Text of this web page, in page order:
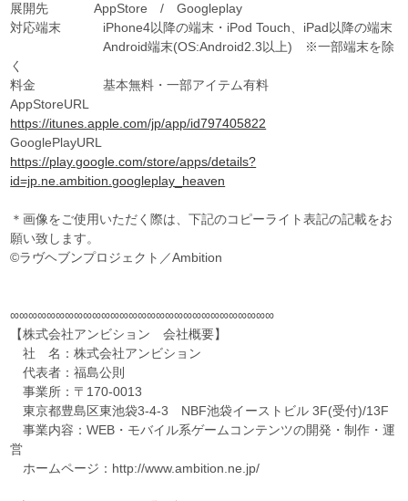
展開先 AppStore / Googleplay
対応端末 iPhone4以降の端末・iPod Touch、iPad以降の端末
Android端末(OS:Android2.3以上) ※一部端末を除
く
料金 基本無料・一部アイテム有料
AppStoreURL
https://itunes.apple.com/jp/app/id797405822
GooglePlayURL
https://play.google.com/store/apps/details?
id=jp.ne.ambition.googleplay_heaven
＊画像をご使用いただく際は、下記のコピーライト表記の記載をお
願い致します。
©ラヴヘブンプロジェクト／Ambition
∞∞∞∞∞∞∞∞∞∞∞∞∞∞∞∞∞∞∞∞∞∞∞∞∞∞∞∞∞
【株式会社アンビション 会社概要】
社 名：株式会社アンビション
代表者：福島公則
事業所：〒170-0013
東京都豊島区東池袋3-4-3 NBF池袋イーストビル 3F(受付)/13F
事業内容：WEB・モバイル系ゲームコンテンツの開発・制作・運
営
ホームページ：http://www.ambition.ne.jp/